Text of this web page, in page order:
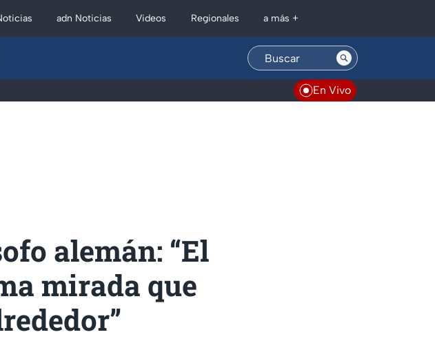
adn Noticias Videos Regionales a más +
En Vivo
alemán: “El
mirada que